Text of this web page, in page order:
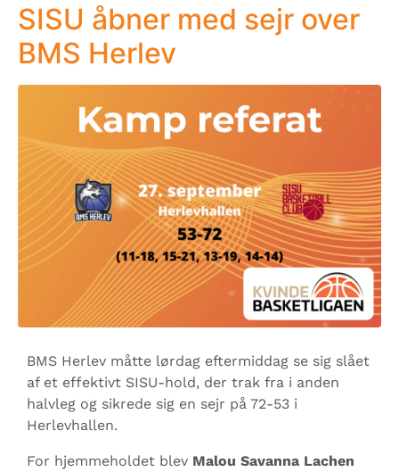
SISU åbner med sejr over
BMS Herlev
BMS Herlev måtte lørdag eftermiddag se sig slået
af et effektivt SISU-hold, der trak fra i anden
halvleg og sikrede sig en sejr på 72-53 i
Herlevhallen.
For hjemmeholdet blev Malou Savanna Lachen